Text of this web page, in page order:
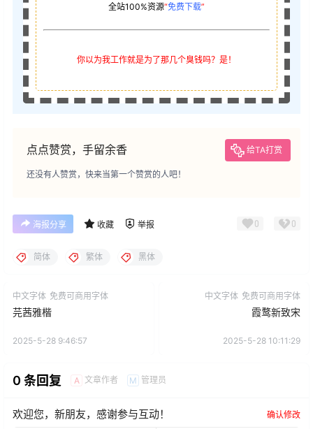
全站100%资源“免费下载”
你以为我工作就是为了那几个臭钱吗？是！
点点赞赏，手留余香 给TA打赏
还没有人赞赏，快来当第一个赞赏的人吧！
海报分享 收藏 举报 0 0
简体 繁体 黑体
中文字体 免费可商用字体
芫茜雅楷
2025-5-28 9:46:57
中文字体 免费可商用字体
霞鹜新致宋
2025-5-28 10:11:29
0 条回复 A 文章作者 M 管理员
欢迎您，新朋友，感谢参与互动！ 确认修改